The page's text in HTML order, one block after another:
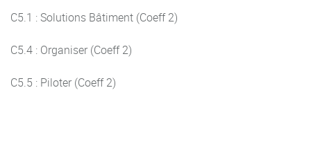
C5.1 : Solutions Bâtiment (Coeff 2)
C5.4 : Organiser (Coeff 2)
C5.5 : Piloter (Coeff 2)